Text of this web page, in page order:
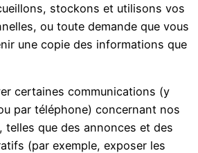
stockons et utilisons vos
ou toute demande que vous
une copie des informations que
certaines communications (y
par téléphone) concernant nos
telles que des annonces et des
(par exemple, exposer les